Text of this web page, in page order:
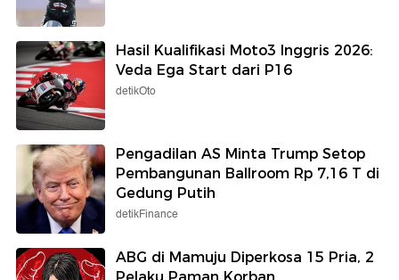
Hasil Kualifikasi Moto3 Inggris 2026:
Veda Ega Start dari P16
detikOto
Pengadilan AS Minta Trump Setop
Pembangunan Ballroom Rp 7,16 T di
Gedung Putih
detikFinance
ABG di Mamuju Diperkosa 15 Pria, 2